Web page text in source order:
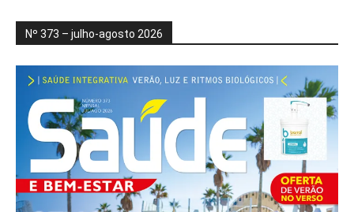
Nº 373 – julho-agosto 2026